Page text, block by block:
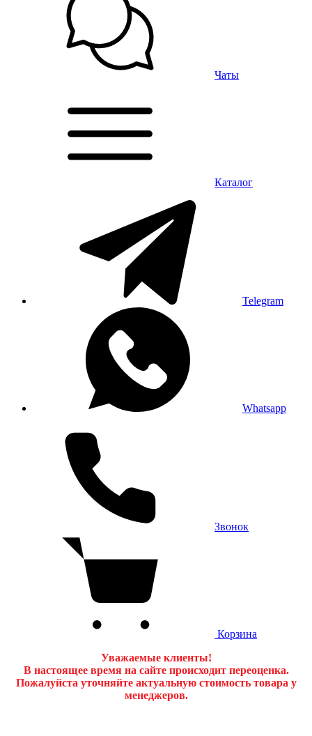
Чаты
Каталог
Telegram
Whatsapp
Звонок
Корзина
Уважаемые клиенты!
В настоящее время на сайте происходит переоценка.
Пожалуйста уточняйте актуальную стоимость товара у
менеджеров.